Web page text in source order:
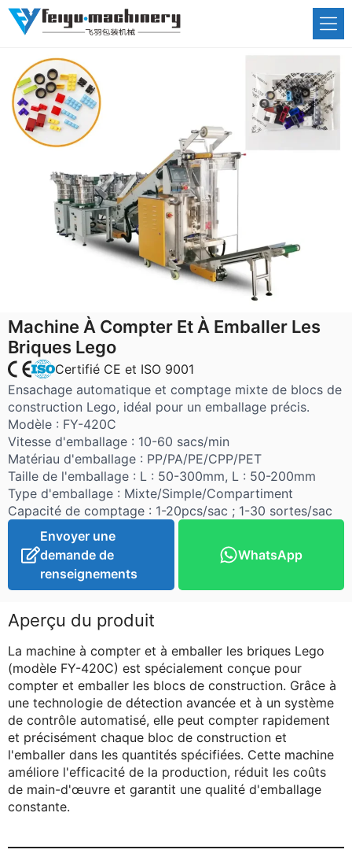
Aller
Machine À Compter Et À Emballer Les
Briques Lego
Certifié CE et ISO 9001
Ensachage automatique et comptage mixte de blocs de
construction Lego, idéal pour un emballage précis.
Modèle : FY-420C
Vitesse d'emballage : 10-60 sacs/min
Matériau d'emballage : PP/PA/PE/CPP/PET
Taille de l'emballage : L : 50-300mm, L : 50-200mm
Type d'emballage : Mixte/Simple/Compartiment
Capacité de comptage : 1-20pcs/sac ; 1-30 sortes/sac
Envoyer une
demande de
renseignements
WhatsApp
Aperçu du produit
La machine à compter et à emballer les briques Lego
(modèle FY-420C) est spécialement conçue pour
compter et emballer les blocs de construction. Grâce à
une technologie de détection avancée et à un système
de contrôle automatisé, elle peut compter rapidement
et précisément chaque bloc de construction et
l'emballer dans les quantités spécifiées. Cette machine
améliore l'efficacité de la production, réduit les coûts
de main-d'œuvre et garantit une qualité d'emballage
constante.